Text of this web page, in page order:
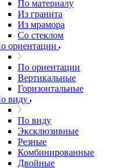
По материалу
Из гранита
Из мрамора
Со стеклом
ориентации
По ориентации
Вертикальные
Горизонтальные
виду
По виду
Эксклюзивные
Резные
Комбинированные
Двойные